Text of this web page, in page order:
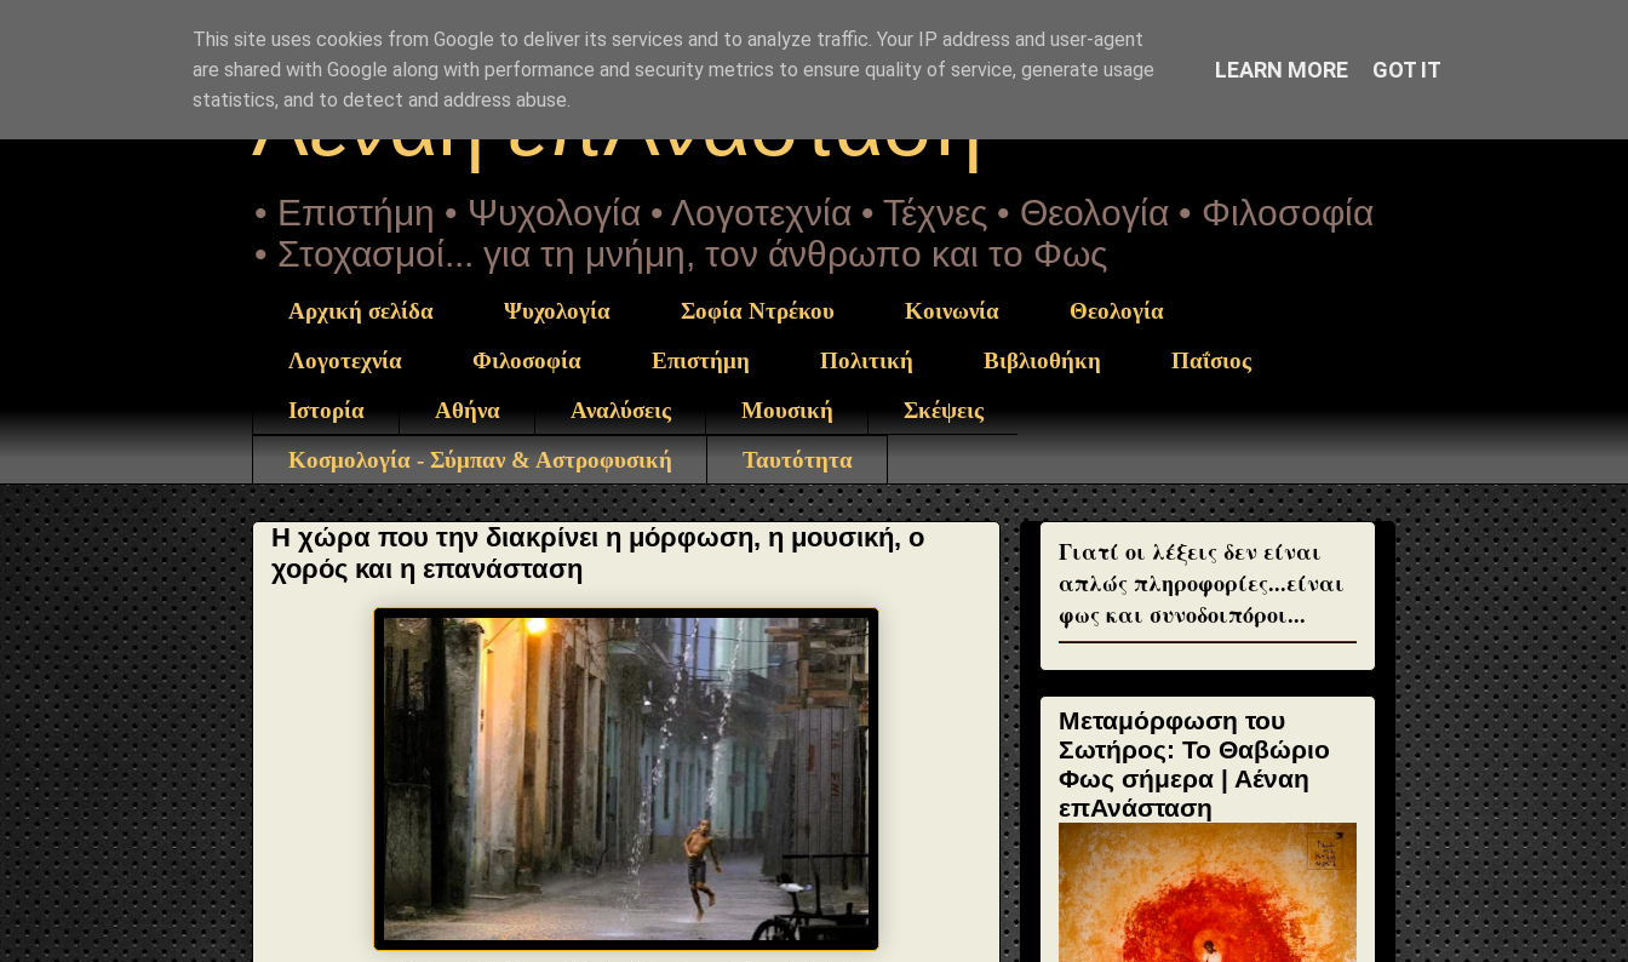
na-hareis-tremeis-na-ziseis.html" } }
Αέναη επΑνάσταση
• Επιστήμη • Ψυχολογία • Λογοτεχνία • Τέχνες • Θεολογία • Φιλοσοφία
• Στοχασμοί... για τη μνήμη, τον άνθρωπο και το Φως
Αρχική σελίδα Ψυχολογία Σοφία Ντρέκου Κοινωνία
Θεολογία
Λογοτεχνία
Φιλοσοφία Επιστήμη Πολιτική Βιβλιοθήκη
Παΐσιος
Ιστορία
Αθήνα Αναλύσεις Μουσική
Σκέψεις
Κοσμολογία - Σύμπαν & Αστροφυσική
Ταυτότητα
Η χώρα που την διακρίνει η μόρφωση, η μουσική, ο
χορός και η επανάσταση
Γιατί οι λέξεις δεν είναι
απλώς πληροφορίες...είναι
φως και συνοδοιπόροι...
Μεταμόρφωση του
Σωτήρος: Το Θαβώριο
Φως σήμερα | Αέναη
επΑνάσταση
This site uses cookies from Google to deliver its services and to analyze traffic. Your IP address and user-agent
are shared with Google along with performance and security metrics to ensure quality of service, generate usage
statistics, and to detect and address abuse.
LEARN MORE GOT IT